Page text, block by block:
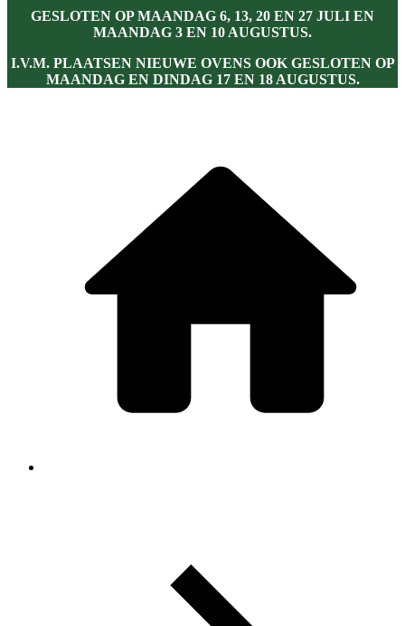
GESLOTEN OP MAANDAG 6, 13, 20 EN 27 JULI EN
MAANDAG 3 EN 10 AUGUSTUS.
I.V.M. PLAATSEN NIEUWE OVENS OOK GESLOTEN OP
MAANDAG EN DINDAG 17 EN 18 AUGUSTUS.